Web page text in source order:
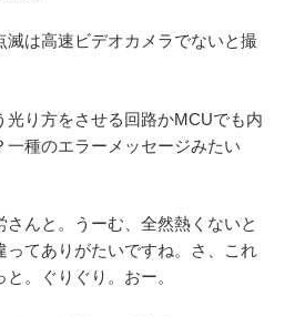
滅は高速ビデオカメラでないと撮
光り方をさせる回路かMCUでも内
一種のエラーメッセージみたい
んと。うーむ、全然熱くないと
ってありがたいですね。さ、これ
。ぐりぐり。おー。